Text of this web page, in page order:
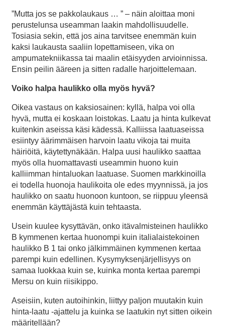
”Mutta jos se pakkolaukaus … ” – näin aloittaa moni
perustelunsa useamman laakin mahdollisuudelle.
Tosiasia sekin, että jos aina tarvitsee enemmän kuin
kaksi laukausta saaliin lopettamiseen, vika on
ampumatekniikassa tai maalin etäisyyden arvioinnissa.
Ensin peilin ääreen ja sitten radalle harjoittelemaan.
Voiko halpa haulikko olla myös hyvä?
Oikea vastaus on kaksiosainen: kyllä, halpa voi olla
hyvä, mutta ei koskaan loistokas. Laatu ja hinta kulkevat
kuitenkin aseissa käsi kädessä. Kalliissa laatuaseissa
esiintyy äärimmäisen harvoin laatu vikoja tai muita
häiriöitä, käytettynäkään. Halpa uusi haulikko saattaa
myös olla huomattavasti useammin huono kuin
kalliimman hintaluokan laatuase. Suomen markkinoilla
ei todella huonoja haulikoita ole edes myynnissä, ja jos
haulikko on saatu huonoon kuntoon, se riippuu yleensä
enemmän käyttäjästä kuin tehtaasta.
Usein kuulee kysyttävän, onko itävalmisteinen haulikko
B kymmenen kertaa huonompi kuin italialaistekoinen
haulikko B 1 tai onko jälkimmäinen kymmenen kertaa
parempi kuin edellinen. Kysymyksenjärjellisyys on
samaa luokkaa kuin se, kuinka monta kertaa parempi
Mersu on kuin riisikippo.
Aseisiin, kuten autoihinkin, liittyy paljon muutakin kuin
hinta-laatu -ajattelu ja kuinka se laatukin nyt sitten oikein
määritellään?